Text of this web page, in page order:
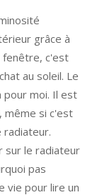
grâce à
fenêtre, c'est
au soleil. Le
pour moi. Il est
même si c'est
sur le radiateur
pas
vie pour lire un